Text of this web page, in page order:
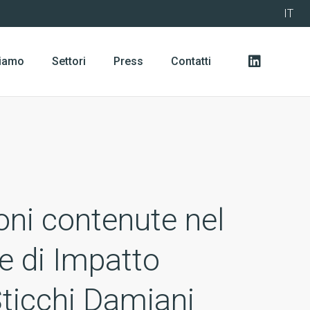
IT
Settori Press Contatti
contenute nel
di Impatto
Damiani